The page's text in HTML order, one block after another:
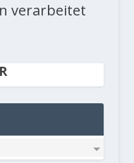
verarbeitet